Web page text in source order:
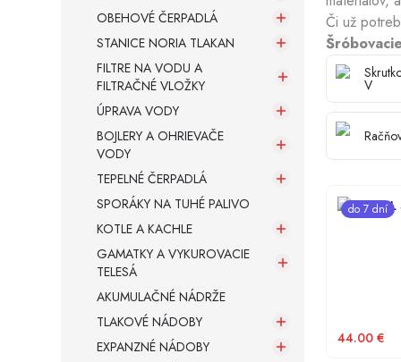
Armatúry a spojovací materiál
OBEHOVÉ ČERPADLÁ
STANICE NORIA TLAKAN
FILTRE NA VODU A
FILTRAČNÉ VLOŽKY
ÚPRAVA VODY
BOJLERY A OHRIEVAČE
VODY
TEPELNÉ ČERPADLÁ
SPORÁKY NA TUHÉ PALIVO
KOTLE A KACHLE
GAMATKY A VYKUROVACIE
TELESÁ
AKUMULAČNÉ NÁDRŽE
TLAKOVÉ NÁDOBY
EXPANZNÉ NÁDOBY
Či už
V
do 7 dní
NG TOOL
44.00 €